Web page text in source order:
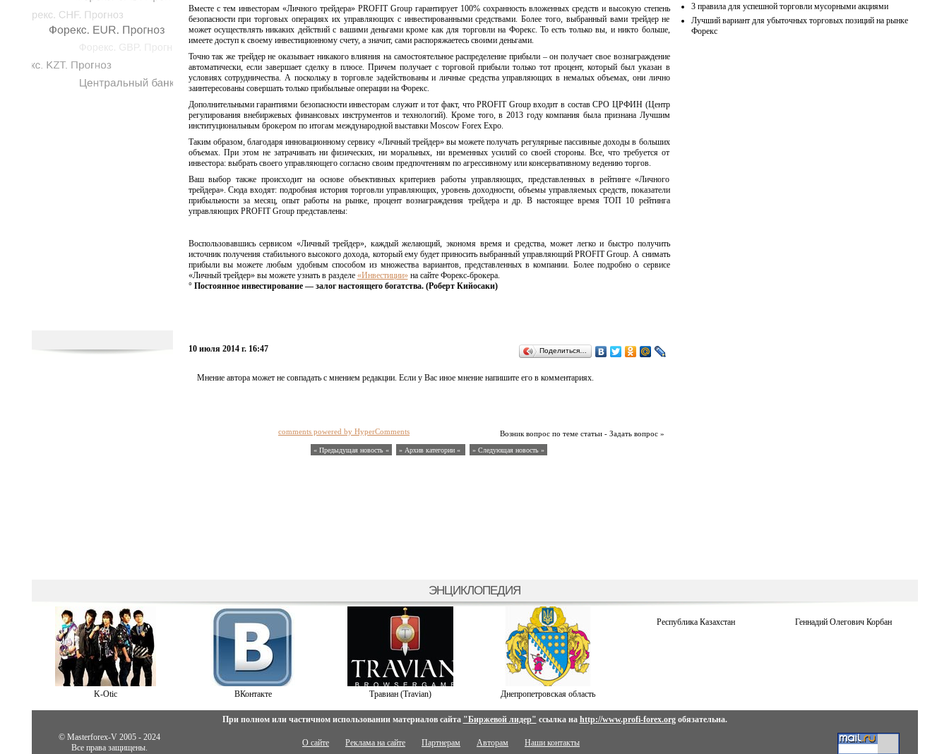
Вместе с тем инвесторам «Личного трейдера» PROFIT Group гарантирует 100% сохранность вложенных средств и высокую степень
безопасности при торговых операциях их управляющих с инвестированными средствами. Более того, выбранный вами трейдер не
может осуществлять никаких действий с вашими деньгами кроме как для торговли на Форекс. То есть только вы, и никто больше,
имеете доступ к своему инвестиционному счету, а значит, сами распоряжаетесь своими деньгами.
Точно так же трейдер не оказывает никакого влияния на самостоятельное распределение прибыли – он получает свое вознаграждение
автоматически, если завершает сделку в плюсе. Причем получает с торговой прибыли только тот процент, который был указан в
условиях сотрудничества. А поскольку в торговле задействованы и личные средства управляющих в немалых объемах, они лично
заинтересованы совершать только прибыльные операции на Форекс.
Дополнительными гарантиями безопасности инвесторам служит и тот факт, что PROFIT Group входит в состав СРО ЦРФИН (Центр
регулирования внебиржевых финансовых инструментов и технологий). Кроме того, в 2013 году компания была признана Лучшим
институциональным брокером по итогам международной выставки Moscow Forex Expo.
Таким образом, благодаря инновационному сервису «Личный трейдер» вы можете получать регулярные пассивные доходы в больших
объемах. При этом не затрачивать ни физических, ни моральных, ни временных усилий со своей стороны. Все, что требуется от
инвестора: выбрать своего управляющего согласно своим предпочтениям по агрессивному или консервативному ведению торгов.
Ваш выбор также происходит на основе объективных критериев работы управляющих, представленных в рейтинге «Личного
трейдера». Сюда входят: подробная история торговли управляющих, уровень доходности, объемы управляемых средств, показатели
прибыльности за месяц, опыт работы на рынке, процент вознаграждения трейдера и др. В настоящее время ТОП 10 рейтинга
управляющих PROFIT Group представлены:
Воспользовавшись сервисом «Личный трейдер», каждый желающий, экономя время и средства, может легко и быстро получить
источник получения стабильного высокого дохода, который ему будет приносить выбранный управляющий PROFIT Group. А снимать
прибыли вы можете любым удобным способом из множества вариантов, представленных в компании. Более подробно о сервисе
«Личный трейдер» вы можете узнать в разделе «Инвестиции»на сайте Форекс-брокера.
° Постоянное инвестирование — залог настоящего богатства. (Роберт Кийосаки)
10 июля 2014 г. 16:47 Поделиться…
Мнение автора может не совпадать с мнением редакции. Если у Вас иное мнение напишите его в комментариях.
Возник вопрос по теме статьи - Задать вопрос »
comments powered by HyperComments
« Предыдущая новость « » Архив категории « » Следующая новость »
3 правила для успешной торговли мусорными акциями
Лучший вариант для убыточных торговых позиций на рынке
Форекс
ЭНЦИКЛОПЕДИЯ
K-Otiс ВКонтакте Травиан (Travian) Днепропетровская область
Республика Казахстан Геннадий Олегович Корбан
При полном или частичном использовании материалов сайта "Биржевой лидер" ссылка на http://www.profi-forex.orgобязательна.
© Masterforex-V 2005 - 2024
Все права защищены.
О сайте Реклама на сайте Партнерам Авторам Наши контакты